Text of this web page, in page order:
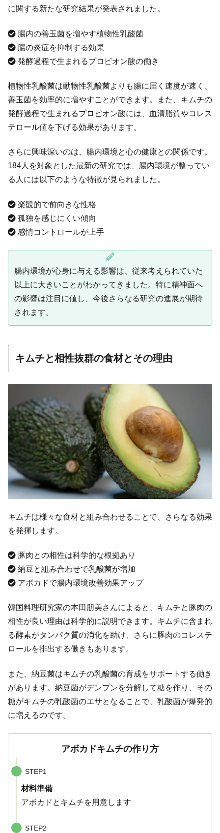
に関する新たな研究結果が発表されました。
腸内の善玉菌を増やす植物性乳酸菌
腸の炎症を抑制する効果
発酵過程で生まれるプロピオン酸の働き
植物性乳酸菌は動物性乳酸菌よりも腸に届く速度が速く、
善玉菌を効率的に増やすことができます。また、キムチの
発酵過程で生まれるプロピオン酸には、血清脂質やコレス
テロール値を下げる効果があります。
さらに興味深いのは、腸内環境と心の健康との関係です。
184人を対象とした最新の研究では、腸内環境が整ってい
る人には以下のような特徴が見られました。
楽観的で前向きな性格
孤独を感じにくい傾向
感情コントロールが上手
腸内環境が心身に与える影響は、従来考えられていた
以上に大きいことがわかってきました。特に精神面へ
の影響は注目に値し、今後さらなる研究の進展が期待
されます。
キムチと相性抜群の食材とその理由
キムチは様々な食材と組み合わせることで、さらなる効果
を発揮します。
豚肉との相性は科学的な根拠あり
納豆と組み合わせで乳酸菌が増加
アボカドで腸内環境改善効果アップ
韓国料理研究家の本田朋美さんによると、キムチと豚肉の
相性が良い理由は科学的に説明できます。キムチに含まれ
る酵素がタンパク質の消化を助け、さらに豚肉のコレステ
ロールを排出する働きもあります。
また、納豆菌はキムチの乳酸菌の育成をサポートする働き
があります。納豆菌がデンプンを分解して糖を作り、その
糖がキムチの乳酸菌のエサとなることで、乳酸菌が爆発的
に増えるのです。
アボカドキムチの作り方
STEP1
材料準備
アボカドとキムチを用意します
STEP2